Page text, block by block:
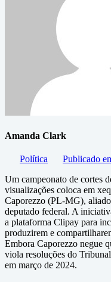
Amanda Clark
Política Publicado
Um campeonato de cortes
visualizações coloca em
Caporezzo (PL-MG),
deputado federal. A
a plataforma Clipay para
produzirem e
Embora Caporezzo negue
viola resoluções do
em março de 2024.